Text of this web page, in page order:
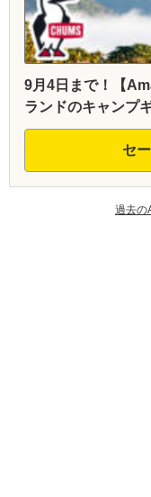
9月4日まで！【
ランドのキャンプ
セ
過去の